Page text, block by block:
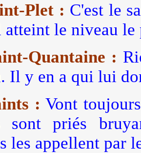
Plet : C'est le
le niveau le
Quantaine :
Il y en a qui lui
: Vont
priés
les appellent par